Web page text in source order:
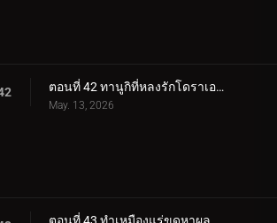
ตอนที่ 42 ทานูกิที่หลงรักโดราเอม่อน
May. 13, 2026